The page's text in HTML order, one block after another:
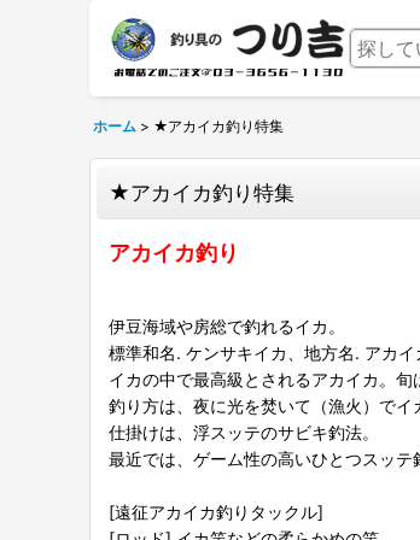
ホーム > ★アカイカ釣り特集
★アカイカ釣り特集
アカイカ釣り
伊豆海域や房総で釣れるイカ。
標準和名. ケンサキイカ、地方名. アカイ
イカの中で最高級とされるアカイカ。旬
釣り方は、夜に光を焚いて（漁火）でイ
仕掛けは、浮スッテのサビキ釣法。
最近では、ゲーム性の高いひとつスッテ
[遠征アカイカ釣りタックル]